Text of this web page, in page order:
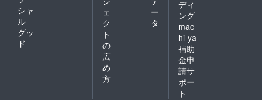
シャ
ル
グッ
ド
ェ
ク
ト
の
広
め
方
ー
タ
ディ
ング
mac
hi-ya
補助
金申
請サ
ポー
ト